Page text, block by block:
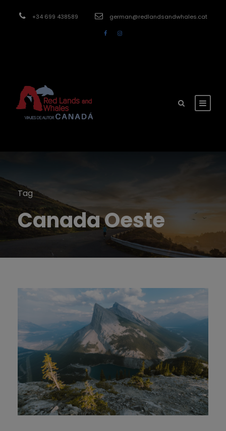
+34 699 438589 german@redlandsandwhales.cat
Tag
Canada Oeste